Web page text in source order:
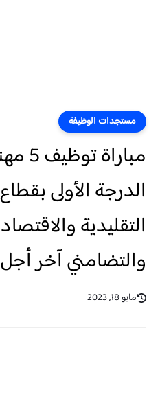
مستجدات الوظيفة
الدرجة الأولى
التقليدية
والتضامني آخر أجل 5 يونيو 2023
مايو 18, 2023